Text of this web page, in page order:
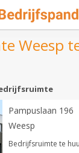
Weesp
Pampuslaan 196
Weesp
Bedrijfsruimte te